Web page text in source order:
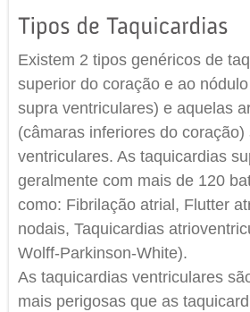
Existem 2 tipos genéricos de
superior do coração e ao
supra ventriculares) e aquelas
(câmaras inferiores do
ventriculares. As taquicardias
geralmente com mais de 120
como: Fibrilação atrial, Flutter
nodais, Taquicardias
Wolff-Parkinson-White).
As taquicardias ventriculares
mais perigosas que as